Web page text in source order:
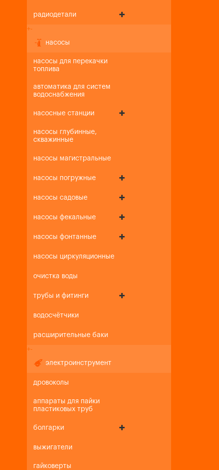
радиодетали
+-
насосы
насосы для перекачки
топлива
автоматика для систем
водоснабжения
насосные станции
насосы глубинные,
скважинные
насосы магистральные
насосы погружные
насосы садовые
насосы фекальные
насосы фонтанные
насосы циркуляционные
очистка воды
трубы и фитинги
водосчётчики
расширительные баки
+-
электроинструмент
дровоколы
аппараты для пайки
пластиковых труб
болгарки
выжигатели
гайковерты